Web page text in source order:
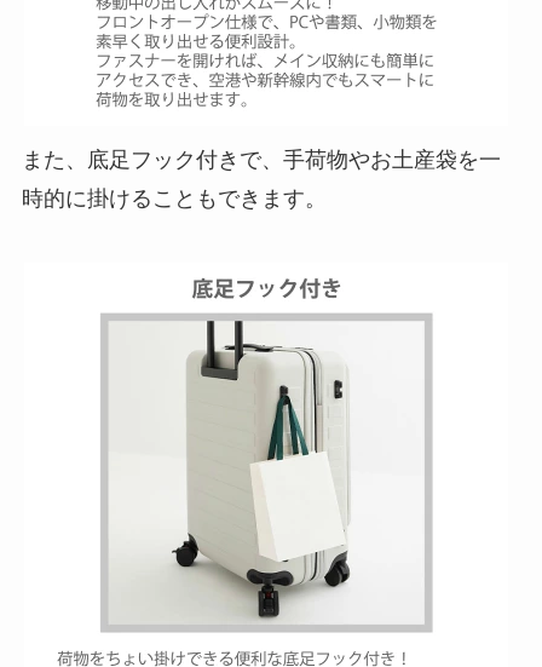
また、底足フック付きで、手荷物やお土産袋を一
時的に掛けることもできます。